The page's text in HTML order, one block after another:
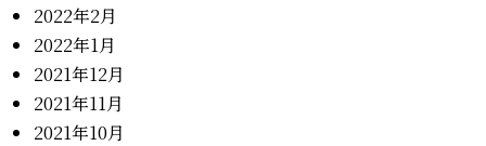
2022年2月
2022年1月
2021年12月
2021年11月
2021年10月